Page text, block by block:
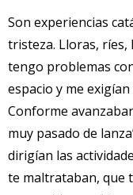
Son experiencias
tristeza. Lloras, ríes,
tengo problemas
espacio y me
Conforme
muy pasado de
dirigían las
te maltrataban, que